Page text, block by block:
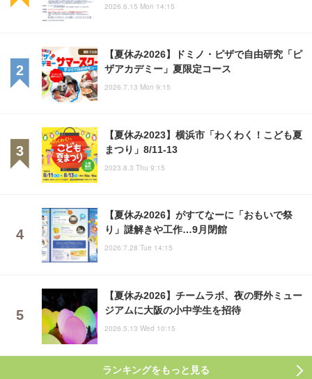
2026.6.15 Mon 14:15
【夏休み2026】ドミノ・ピザで自由研究「ピ
ザアカデミー」夏限定コース
2026.7.13 Mon 9:15
【夏休み2023】横浜市「わくわく！こども夏
まつり」8/11-13
2023.8.3 Thu 9:15
【夏休み2026】がすてなーに「おもいで祭
り」謎解きや工作…9月閉館
2026.7.28 Tue 14:15
【夏休み2026】チームラボ、夜の野外ミュー
ジアムに大阪の小中学生を招待
2026.5.13 Wed 10:15
ランキングをもっと見る